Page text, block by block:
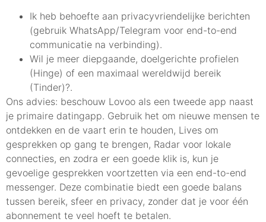
Ik heb behoefte aan privacyvriendelijke berichten
(gebruik WhatsApp/Telegram voor end-to-end
communicatie na verbinding).
Wil je meer diepgaande, doelgerichte profielen
(Hinge) of een maximaal wereldwijd bereik
(Tinder)?.
Ons advies: beschouw Lovoo als een tweede app naast
je primaire datingapp. Gebruik het om nieuwe mensen te
ontdekken en de vaart erin te houden, Lives om
gesprekken op gang te brengen, Radar voor lokale
connecties, en zodra er een goede klik is, kun je
gevoelige gesprekken voortzetten via een end-to-end
messenger. Deze combinatie biedt een goede balans
tussen bereik, sfeer en privacy, zonder dat je voor één
abonnement te veel hoeft te betalen.